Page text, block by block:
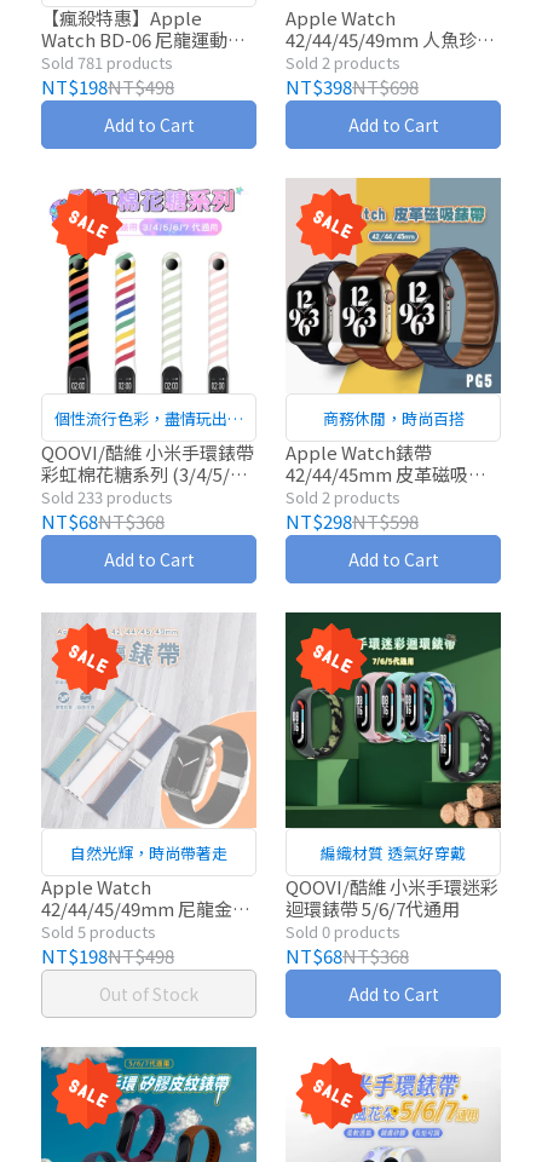
【瘋殺特惠】Apple
Watch BD-06 尼龍運動型
錶環-38/40mm條紋紫
Sold 781 products
NT$198NT$498
Add to Cart
Apple Watch
42/44/45/49mm 人魚珍珠
樹脂錶帶
Sold 2 products
NT$398NT$698
Add to Cart
個性流行色彩，盡情玩出自
我搭配
QOOVI/酷維 小米手環錶帶
彩虹棉花糖系列 (3/4/5/6/7
代通用)
Sold 233 products
NT$68NT$368
Add to Cart
商務休閒，時尚百搭
Apple Watch錶帶
42/44/45mm 皮革磁吸款
PG5
Sold 2 products
NT$298NT$598
Add to Cart
自然光輝，時尚帶著走
Apple Watch
42/44/45/49mm 尼龍金屬
錶帶 (贈一字螺絲起子)
Sold 5 products
NT$198NT$498
Out of Stock
編織材質 透氣好穿戴
QOOVI/酷維 小米手環迷彩
迴環錶帶 5/6/7代通用
Sold 0 products
NT$68NT$368
Add to Cart